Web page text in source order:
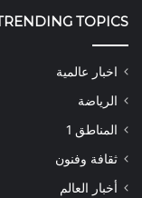
TOPICS
اخبار عالمية
الرياضة
المناطق 1
ثقافة وفنون
أخبار العالم